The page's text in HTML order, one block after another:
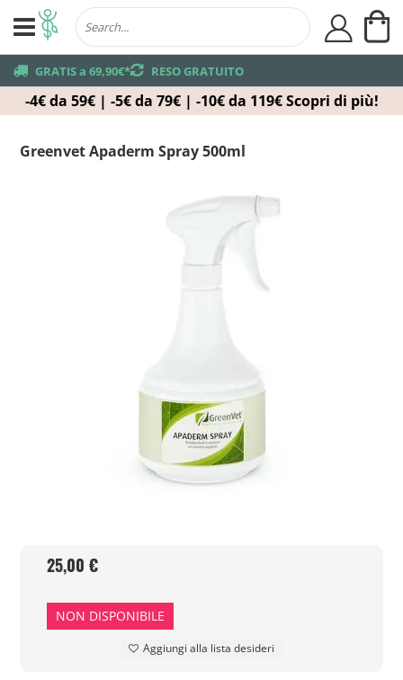
-4€ da 59€ | -5€ da 79€ | -10€ da 119€ Scopri di più!
truck GRATIS a 69,90€*returns RESO GRATUITO
user
Greenvet Apaderm Spray 500ml
25,00 €
NON DISPONIBILE
Aggiungi alla lista desideri